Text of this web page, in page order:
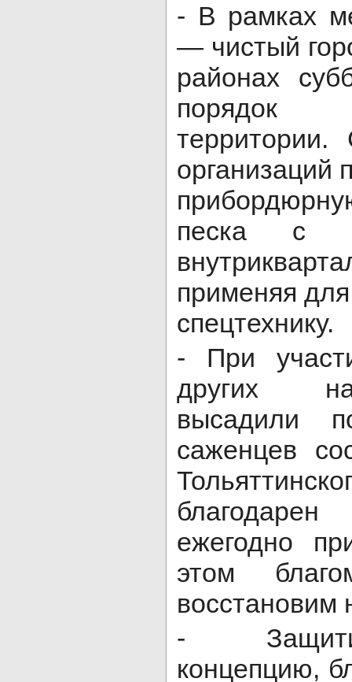
- В рамках
— чистый
районах
порядок
организаций
песка с
применяя
спецтехнику.
- При
других
высадили
саженцев
ежегодно
этом
восстановим
-
концепцию,